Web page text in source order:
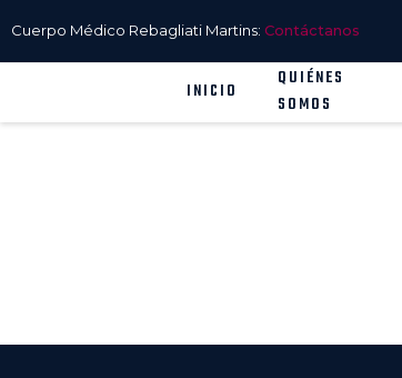
Cuerpo Médico Rebagliati Martins: Contáctanos
INICIO
QUIÉNES
SOMOS